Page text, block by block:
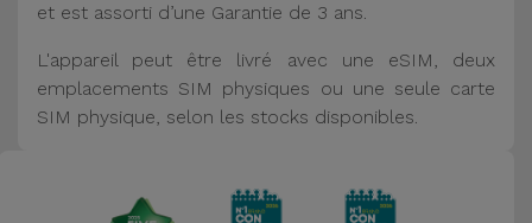
et est assorti d’une Garantie de 3 ans.
L'appareil peut être livré avec une eSIM, deux
emplacements SIM physiques ou une seule carte
SIM physique, selon les stocks disponibles.